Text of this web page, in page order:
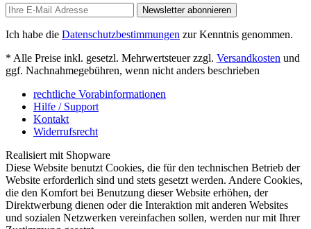
Newsletter abonnieren
Ich habe die Datenschutzbestimmungen zur Kenntnis genommen.
* Alle Preise inkl. gesetzl. Mehrwertsteuer zzgl. Versandkosten und
ggf. Nachnahmegebühren, wenn nicht anders beschrieben
rechtliche Vorabinformationen
Hilfe / Support
Kontakt
Widerrufsrecht
Realisiert mit Shopware
Diese Website benutzt Cookies, die für den technischen Betrieb der
Website erforderlich sind und stets gesetzt werden. Andere Cookies,
die den Komfort bei Benutzung dieser Website erhöhen, der
Direktwerbung dienen oder die Interaktion mit anderen Websites
und sozialen Netzwerken vereinfachen sollen, werden nur mit Ihrer